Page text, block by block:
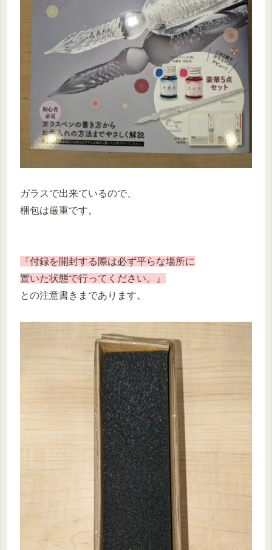
ガラスで出来ているので、
梱包は厳重です。
『付録を開封する際は必ず平らな場所に
置いた状態で行ってください。』
との注意書きまであります。